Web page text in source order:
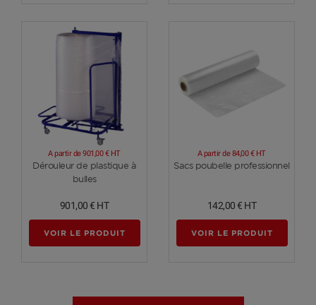
Voir plus
Dérouleur de plastique à
bulles
A partir de901,00 € HT
901,00 € HT
VOIR LE PRODUIT
Voir plus
Sacs poubelle professionnel
A partir de84,00 € HT
142,00 € HT
VOIR LE PRODUIT